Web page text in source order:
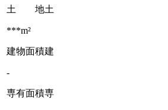
土 地土
***m²
建物面積建
-
専有面積専